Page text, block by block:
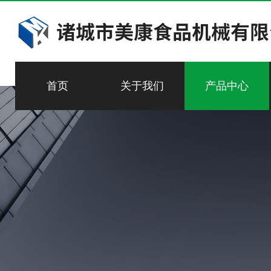
首页 关于我们 产品中心